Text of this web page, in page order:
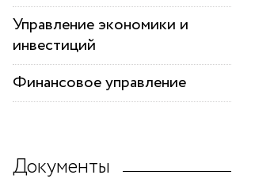
Управление экономики и
инвестиций
Финансовое управление
Документы